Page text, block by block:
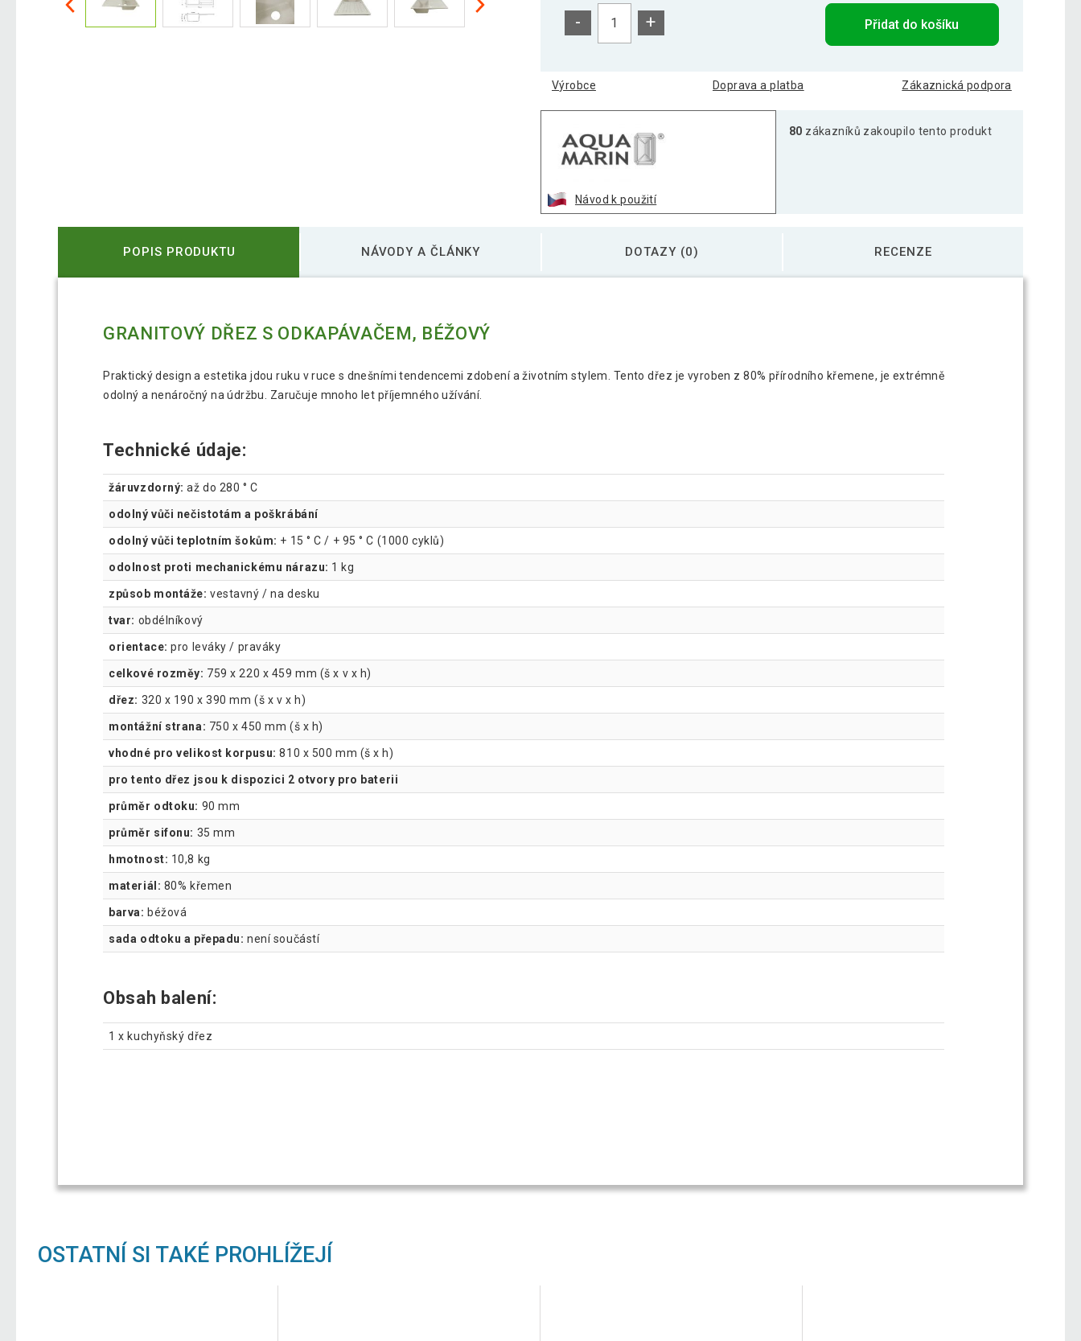
- + Přidat do košíku
Výrobce Doprava a platba Zákaznická podpora
Návod k použití
80 zákazníků zakoupilo tento produkt
POPIS PRODUKTU NÁVODY A ČLÁNKY DOTAZY (0) RECENZE
GRANITOVÝ DŘEZ S ODKAPÁVAČEM, BÉŽOVÝ
Praktický design a estetika jdou ruku v ruce s dnešními tendencemi zdobení a životním stylem. Tento dřez je vyroben z 80% přírodního křemene, je extrémně
odolný a nenáročný na údržbu. Zaručuje mnoho let příjemného užívání.
Technické údaje:
žáruvzdorný: až do 280 ° C
odolný vůči nečistotám a poškrábání
odolný vůči teplotním šokům: + 15 ° C / + 95 ° C (1000 cyklů)
odolnost proti mechanickému nárazu: 1 kg
způsob montáže: vestavný / na desku
tvar: obdélníkový
orientace: pro leváky / praváky
celkové rozměy: 759 x 220 x 459 mm (š x v x h)
dřez: 320 x 190 x 390 mm (š x v x h)
montážní strana: 750 x 450 mm (š x h)
vhodné pro velikost korpusu: 810 x 500 mm (š x h)
pro tento dřez jsou k dispozici 2 otvory pro baterii
průměr odtoku: 90 mm
průměr sifonu: 35 mm
hmotnost: 10,8 kg
materiál: 80% křemen
barva: béžová
sada odtoku a přepadu: není součástí
Obsah balení:
1 x kuchyňský dřez
OSTATNÍ SI TAKÉ PROHLÍŽEJÍ